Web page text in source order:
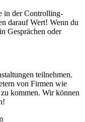
in der Controlling-
darauf Wert! Wenn du
Gesprächen oder
teilnehmen.
von Firmen wie
kommen. Wir können